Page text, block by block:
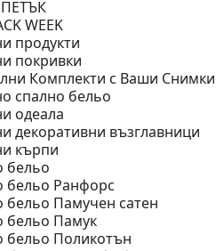
WEEK
продукти
покривки
Комплекти с Ваши Снимки
спално бельо
одеала
декоративни възглавници
кърпи
бельо
бельо Ранфорс
бельо Памучен сатен
бельо Памук
бельо Поликотън